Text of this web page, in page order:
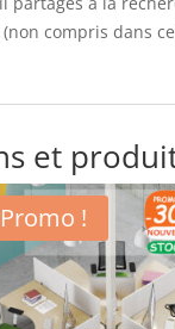
compris dans
et
Promo !